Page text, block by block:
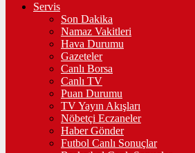
Servis
Son Dakika
Namaz Vakitleri
Hava Durumu
Gazeteler
Canlı Borsa
Canlı TV
Puan Durumu
TV Yayın Akışları
Nöbetçi Eczaneler
Haber Gönder
Futbol Canlı Sonuçlar